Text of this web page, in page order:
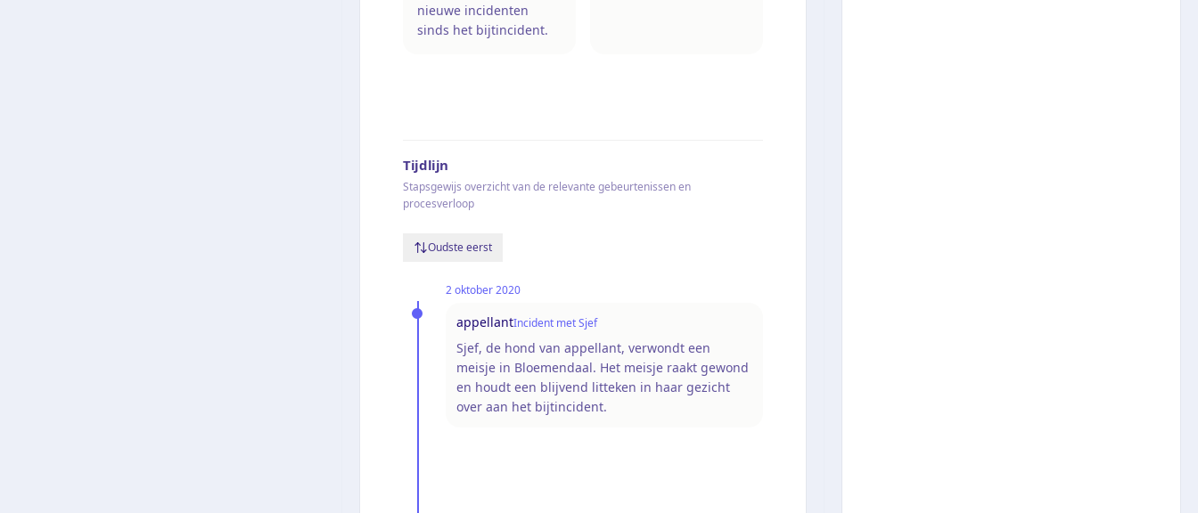
nieuwe incidenten
sinds het bijtincident.
Tijdlijn
Stapsgewijs overzicht van de relevante gebeurtenissen en
procesverloop
Oudste eerst
2 oktober 2020
appellantIncident met Sjef
Sjef, de hond van appellant, verwondt een
meisje in Bloemendaal. Het meisje raakt gewond
en houdt een blijvend litteken in haar gezicht
over aan het bijtincident.